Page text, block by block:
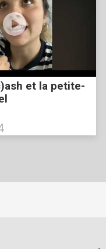
et la petite-